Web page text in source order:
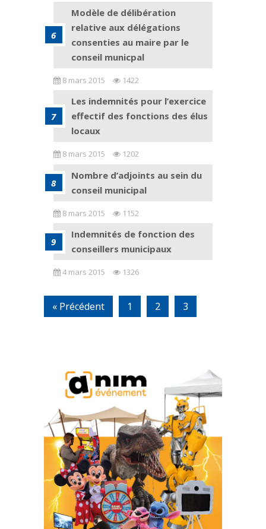
Modèle de délibération
relative aux délégations
consenties au maire par le
conseil municpal
8 mars 2015 1422
Les indemnités pour l’exercice
effectif des fonctions des élus
locaux
8 mars 2015 1202
Nombre d’adjoints au sein du
conseil municipal
8 mars 2015 1152
Indemnités de fonction des
conseillers municipaux
4 mars 2015 1326
« Précédent 1 2 3